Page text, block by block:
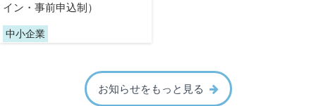
イン・事前申込制）
中小企業
お知らせをもっと見る